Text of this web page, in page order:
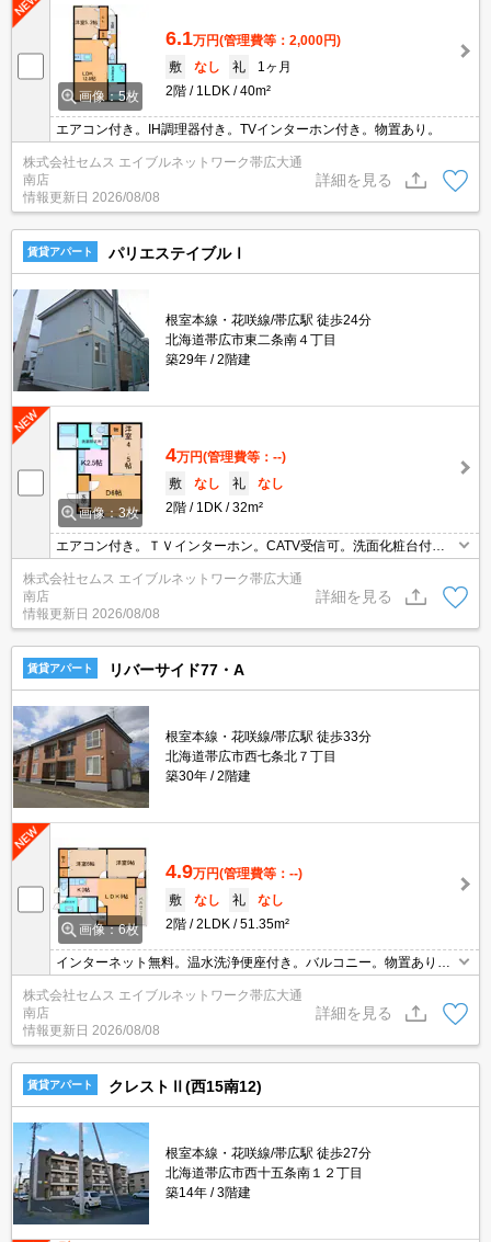
画像：5枚
6.1万円(管理費等：2,000円)
敷
なし 礼
1ヶ月
2階
1LDK 40m²
エアコン付き。IH調理器付き。TVインターホン付き。物置あり。
株式会社セムス エイブルネットワーク帯広大通
南店
情報更新日 2026/08/08
詳細を見る
賃貸アパート パリエステイブルⅠ
根室本線・花咲線/帯広駅 徒歩24分
北海道帯広市東二条南４丁目
築29年
2階建
画像：3枚
4万円(管理費等：--)
敷
なし 礼
なし
2階
1DK 32m²
エアコン付き。ＴＶインターホン。CATV受信可。洗面化粧台付
き。バス・トイレ別。シャワー付き。
株式会社セムス エイブルネットワーク帯広大通
南店
情報更新日 2026/08/08
詳細を見る
賃貸アパート リバーサイド77・A
根室本線・花咲線/帯広駅 徒歩33分
北海道帯広市西七条北７丁目
築30年
2階建
画像：6枚
4.9万円(管理費等：--)
敷
なし 礼
なし
2階
2LDK 51.35m²
インターネット無料。温水洗浄便座付き。バルコニー。物置あり。
バス・トイレ別。
株式会社セムス エイブルネットワーク帯広大通
南店
情報更新日 2026/08/08
詳細を見る
賃貸アパート クレストⅡ(西15南12)
根室本線・花咲線/帯広駅 徒歩27分
北海道帯広市西十五条南１２丁目
築14年
3階建